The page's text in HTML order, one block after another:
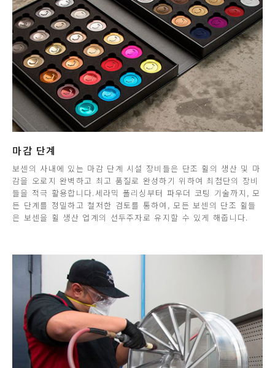
마감 단계
보센의 사내에 있는 마감 단계 시설 장비들은 단조 휠의 생산 및 마
감을 오로지 완벽하고 최고 품질로 완성하기 위하여 최첨단의 장비
들을 적극 활용합니다.세라믹 폴리싱부터 파우더 코팅 기술까지, 모
든 단계를 정밀하고 철저한 검토를 통하여, 모든 보센의 단조 휠들
은 보센을 휠 생산 업계의 선두주자로 유지할 수 있게 해줍니다.